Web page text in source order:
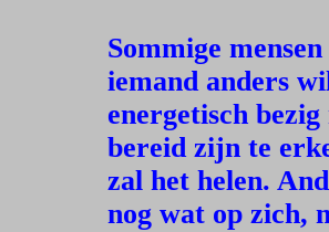
Sommige
iemand anders
energetisch
bereid zijn te
zal het helen.
nog wat op zich,